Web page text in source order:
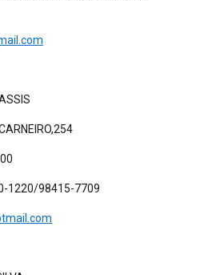
1220/98415-7709